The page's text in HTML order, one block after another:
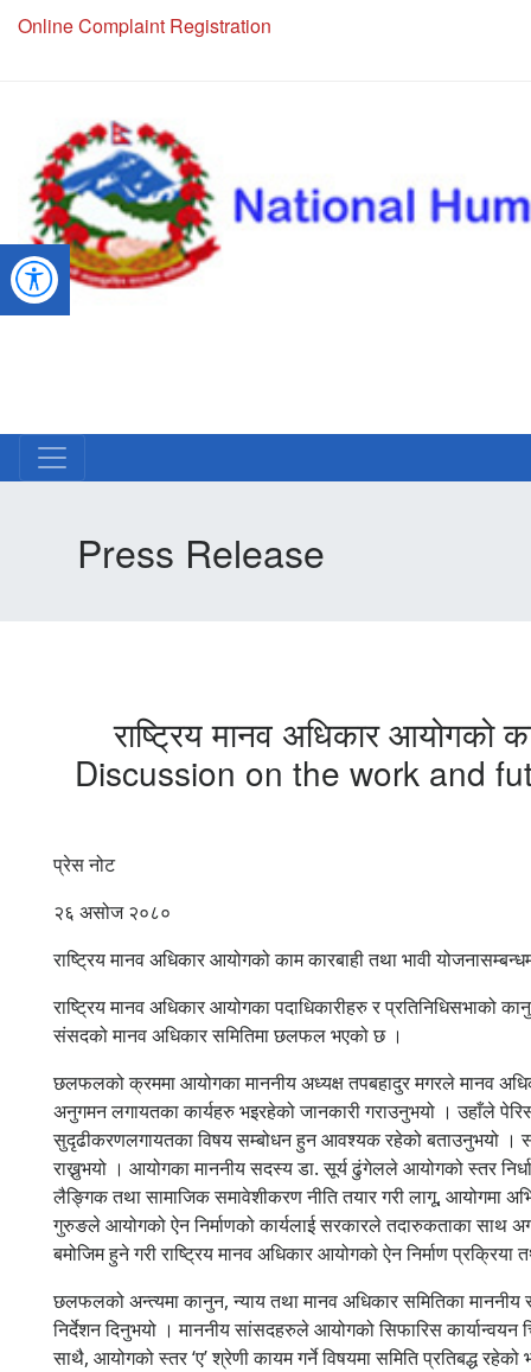
Online Complaint Registration
Press Release
राष्ट्रिय मानव अधिकार
Discussion on the work and
प्रेस नोट
२६ असोज २०८०
राष्ट्रिय मानव अधिकार आयोगको काम कारबाही तथा भावी
राष्ट्रिय मानव अधिकार आयोगका पदाधिकारीहरु र प्रतिनिधिसभाको
संसदको मानव अधिकार समितिमा छलफल भएको छ ।
छलफलको क्रममा आयोगका माननीय अध्यक्ष तपबहादुर मगरले मानव
अनुगमन लगायतका कार्यहरु भइरहेको जानकारी गराउनुभयो । उहाँले पेरिस
सुदृढीकरणलगायतका विषय सम्बोधन हुन आवश्यक रहेको बताउनुभयो ।
राख्नुभयो । आयोगका माननीय सदस्य डा. सूर्य ढुंगेलले आयोगको स्तर
लैङ्गिक तथा सामाजिक समावेशीकरण नीति तयार गरी लागू, आयोगमा
गुरुङले आयोगको ऐन निर्माणको कार्यलाई सरकारले तदारुकताका साथ
बमोजिम हुने गरी राष्ट्रिय मानव अधिकार आयोगको ऐन निर्माण
छलफलको अन्त्यमा कानुन, न्याय तथा मानव अधिकार समितिका माननीय
निर्देशन दिनुभयो । माननीय सांसदहरुले आयोगको सिफारिस
साथै, आयोगको स्तर ‘ए’ श्रेणी कायम गर्ने विषयमा समिति प्रतिबद्ध रहेको